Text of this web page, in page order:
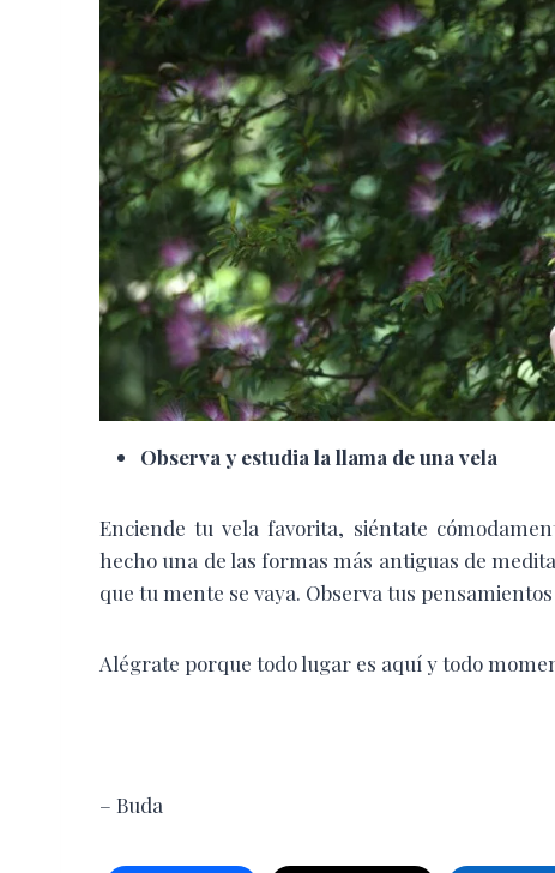
Observa y estudia la llama de una vela
Enciende tu vela favorita, siéntate
hecho una de las formas más antiguas de
que tu mente se vaya. Observa tus
Alégrate porque todo lugar es aquí y todo
– Buda